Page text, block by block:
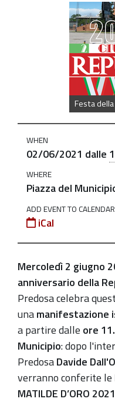
Festa
https://
giugno
2021:
Festa
della
Repubblica
2021-
06-
02T11:00:00+02:00
2021-
02T13:00:00+02:00
WHEN
02/06/2021 dalle
WHERE
Piazza del
ADD EVENT TO CALENDAR
iCal
Mercoledì 2 giugno
anniversario della
Predosa celebra
unamanifestazione
a partire dalle ore
Municipio: dopo
PredosaDavide
verranno conferite le
MATILDE D’ORO 2021